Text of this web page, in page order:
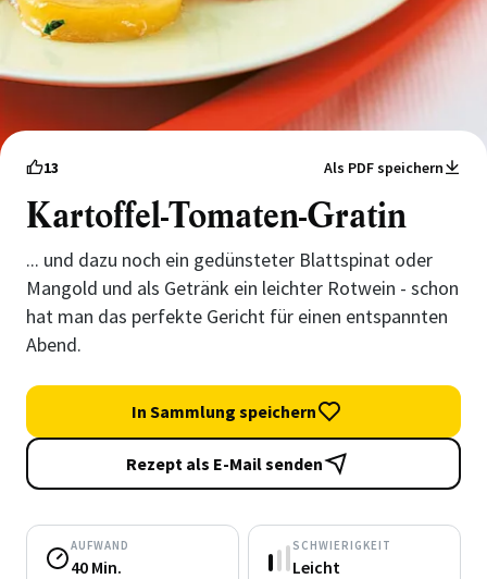
13 Als PDF speichern
Kartoffel-Tomaten-Gratin
... und dazu noch ein gedünsteter Blattspinat oder
Mangold und als Getränk ein leichter Rotwein - schon
hat man das perfekte Gericht für einen entspannten
Abend.
In Sammlung speichern
Rezept als E-Mail senden
AUFWAND
40 Min.
SCHWIERIGKEIT
Leicht